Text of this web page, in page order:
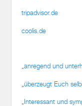
tripadvisor.de
coolis.de
„anregend und
„überzeugt Euch
Interessant und